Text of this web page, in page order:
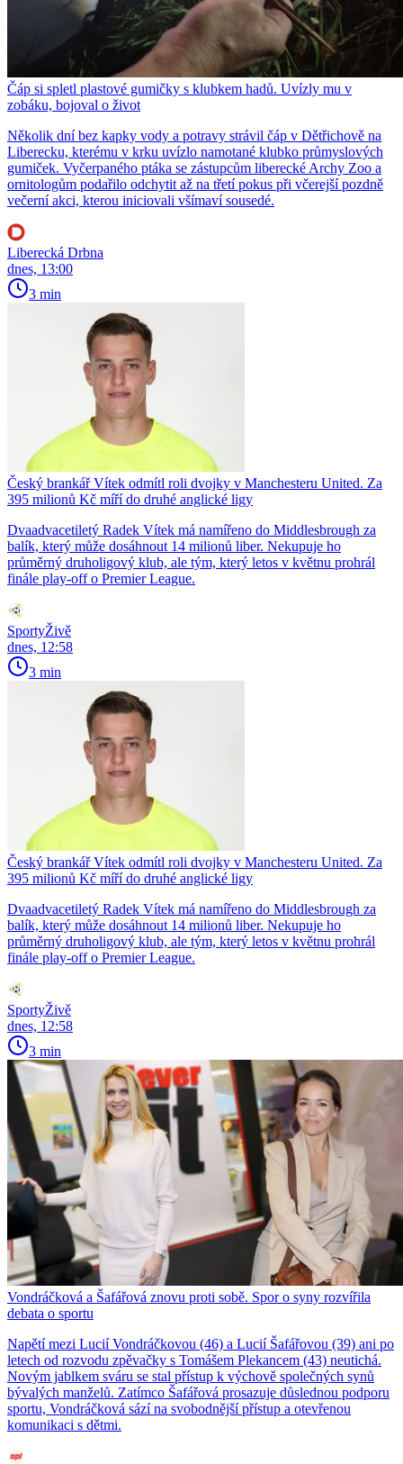
Čáp si spletl plastové gumičky s klubkem hadů. Uvízly mu v
zobáku, bojoval o život
Několik dní bez kapky vody a potravy strávil čáp v Dětřichově na
Liberecku, kterému v krku uvízlo namotané klubko průmyslových
gumiček. Vyčerpaného ptáka se zástupcům liberecké Archy Zoo a
ornitologům podařilo odchytit až na třetí pokus při včerejší pozdně
večerní akci, kterou iniciovali všímaví sousedé.
Liberecká Drbna
dnes, 13:00
3 min
Český brankář Vítek odmítl roli dvojky v Manchesteru United. Za
395 milionů Kč míří do druhé anglické ligy
Dvaadvacetiletý Radek Vítek má namířeno do Middlesbrough za
balík, který může dosáhnout 14 milionů liber. Nekupuje ho
průměrný druholigový klub, ale tým, který letos v květnu prohrál
finále play-off o Premier League.
SportyŽivě
dnes, 12:58
3 min
Český brankář Vítek odmítl roli dvojky v Manchesteru United. Za
395 milionů Kč míří do druhé anglické ligy
Dvaadvacetiletý Radek Vítek má namířeno do Middlesbrough za
balík, který může dosáhnout 14 milionů liber. Nekupuje ho
průměrný druholigový klub, ale tým, který letos v květnu prohrál
finále play-off o Premier League.
SportyŽivě
dnes, 12:58
3 min
Vondráčková a Šafářová znovu proti sobě. Spor o syny rozvířila
debata o sportu
Napětí mezi Lucií Vondráčkovou (46) a Lucií Šafářovou (39) ani po
letech od rozvodu zpěvačky s Tomášem Plekancem (43) neutichá.
Novým jablkem sváru se stal přístup k výchově společných synů
bývalých manželů. Zatímco Šafářová prosazuje důslednou podporu
sportu, Vondráčková sází na svobodnější přístup a otevřenou
komunikaci s dětmi.